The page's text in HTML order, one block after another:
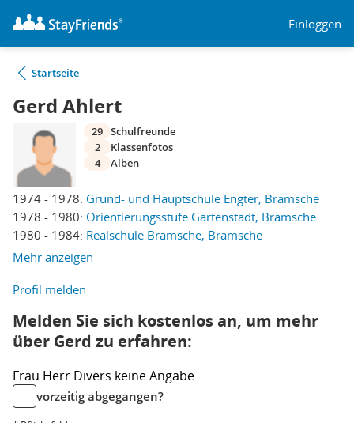
Einloggen
Startseite
Gerd Ahlert
1974 - 1978: Grund- und Hauptschule Engter, Bramsche
1978 - 1980: Orientierungsstufe Gartenstadt, Bramsche
1980 - 1984: Realschule Bramsche, Bramsche
Mehr anzeigen
29 Schulfreunde
2
Klassenfotos
4
Alben
Profil melden
Melden Sie sich kostenlos an, um mehr
über Gerd zu erfahren:
Frau Herr Divers keine Angabe
vorzeitig abgegangen?